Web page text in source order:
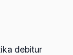
debitur